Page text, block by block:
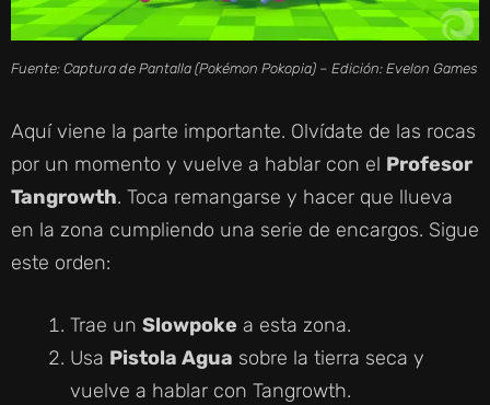
Fuente: Captura de Pantalla (Pokémon Pokopia) – Edición: Evelon Games
Aquí viene la parte importante. Olvídate de las rocas
por un momento y vuelve a hablar con el Profesor
Tangrowth. Toca remangarse y hacer que llueva
en la zona cumpliendo una serie de encargos. Sigue
este orden:
Trae un Slowpoke a esta zona.
Usa Pistola Agua sobre la tierra seca y
vuelve a hablar con Tangrowth.